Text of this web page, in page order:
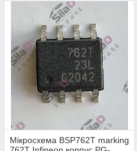
Мікросхема BSP762T marking